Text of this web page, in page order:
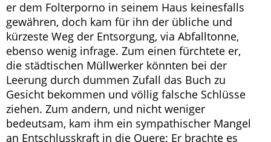
er dem Folterporno in seinem Haus keinesfalls
gewähren, doch kam für ihn der übliche und
kürzeste Weg der Entsorgung, via Abfalltonne,
ebenso wenig infrage. Zum einen fürchtete er,
die städtischen Müllwerker könnten bei der
Leerung durch dummen Zufall das Buch zu
Gesicht bekommen und völlig falsche Schlüsse
ziehen. Zum andern, und nicht weniger
bedeutsam, kam ihm ein sympathischer Mangel
an Entschlusskraft in die Quere: Er brachte es